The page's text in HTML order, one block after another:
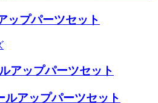
ップパーツセット
アップパーツセット
ルアップパーツセット